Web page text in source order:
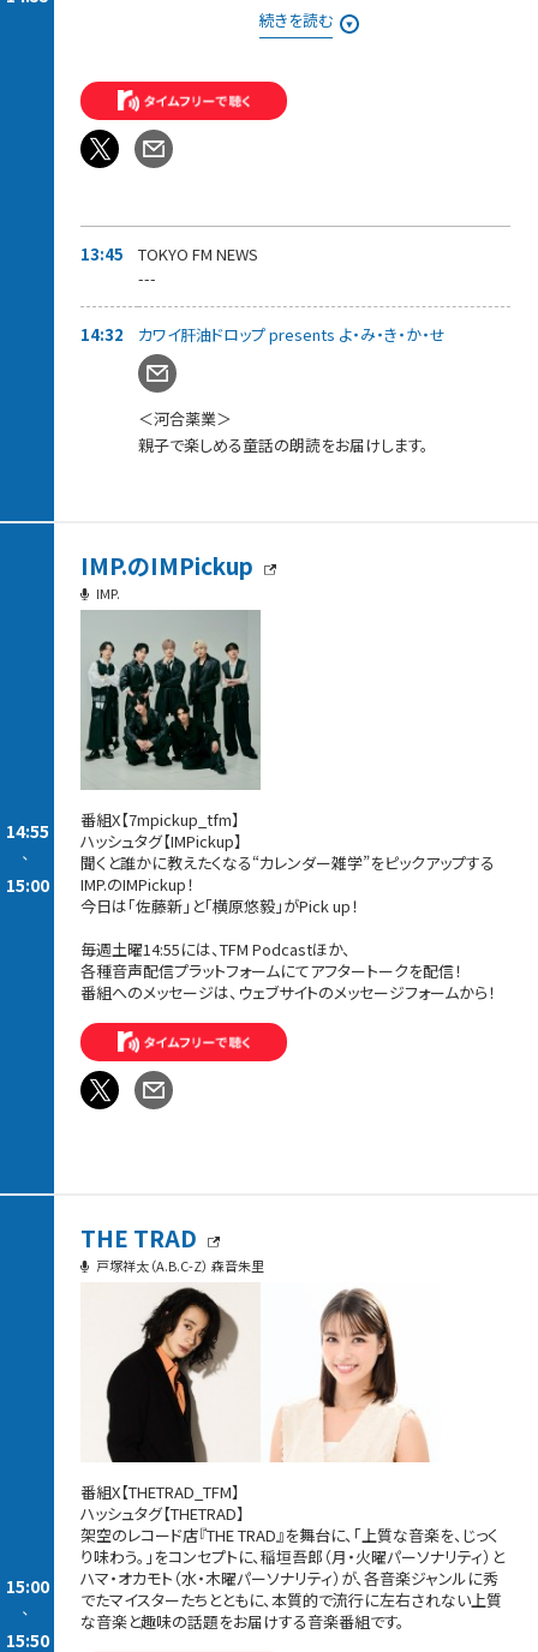
それでも、お取り寄せの旅は終わらない・・・！
東京にいながらにしてうまいものをお取り寄せできる、このすば
知っていれば、ギフトに、家族や仲間と一緒に、自分へのご褒美
に、
いろんなシーンで役に立つお取り寄せの逸品を紹介。
◆13時55分ごろ〜ゲスト：5人組メンズグループ「Crimson Crat
Crat Clan」から、
「ターゴ・C・マーキス」さんと「ミナト・C・エンペラー 」さん が登
続きを読む
13:45
TOKYO FM NEWS
---
14:32 カワイ肝油ドロップ presents よ・み・き・か・せ
＜河合薬業＞
親子で楽しめる童話の朗読をお届けします。
14:55
-
15:00
IMP.のIMPickup
IMP.
番組X【7mpickup_tfm】
ハッシュタグ【IMPickup】
聞くと誰かに教えたくなる“カレンダー雑学”をピックアップする
IMP.のIMPickup！
今日は「佐藤新」と「横原悠毅」がPick up！
毎週土曜14:55には、TFM Podcastほか、
各種音声配信プラットフォームにてアフタートークを配信！
番組へのメッセージは、ウェブサイトのメッセージフォームから！
15:00
-
15:50
THE TRAD
戸塚祥太（A.B.C-Z） 森音朱里
番組X【THETRAD_TFM】
ハッシュタグ【THETRAD】
架空のレコード店『THE TRAD』を舞台に、「上質な音楽を、じっく
り味わう。」をコンセプトに、稲垣吾郎（月・火曜パーソナリティ）と
ハマ・オカモト（水・木曜パーソナリティ）が、各音楽ジャンルに秀
でたマイスターたちとともに、本質的で流行に左右されない上質
な音楽と趣味の話題をお届けする音楽番組です。